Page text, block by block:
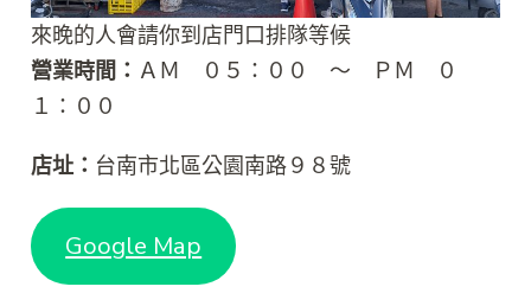
來晚的人會請你到店門口排隊等候
營業時間： ＡＭ ０５：００ ～ ＰＭ ０
１：００
店址： 台南市北區公園南路９８號
Google Map